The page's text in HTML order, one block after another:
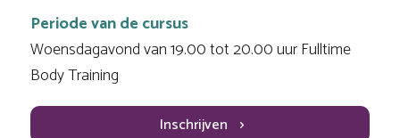
Periode van de cursus
Woensdagavond van 19.00 tot 20.00 uur Fulltime
Body Training
Inschrijven